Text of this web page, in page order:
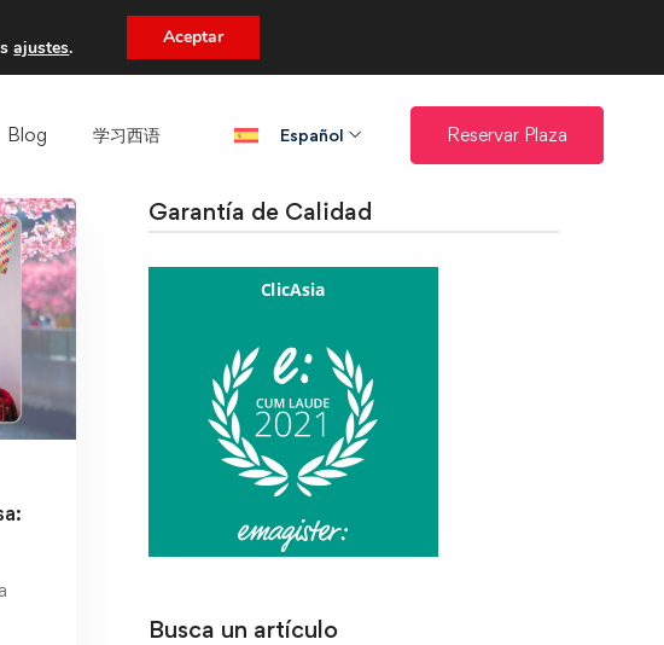
de descuento.
Blog 学习西语​ Español Reservar Plaza
Garantía de Calidad
Busca un artículo
ajustes. Aceptar